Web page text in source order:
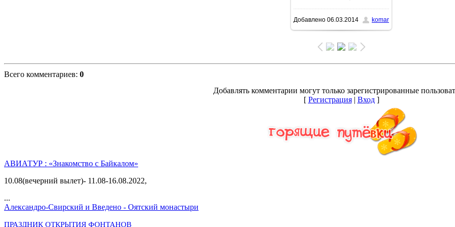
1600x1200/ 140.2Kb
Добавлено 06.03.2014 komar
Всего комментариев: 0
Добавлять комментарии могут только зарегистрированные
[ Регистрация| Вход]
АВИАТУР : «Знакомство с Байкалом»
10.08(вечерний вылет)- 11.08-16.08.2022,
...
Александро-Свирский и Введено - Оятский монастыри
ПРАЗДНИК ОТКРЫТИЯ ФОНТАНОВ